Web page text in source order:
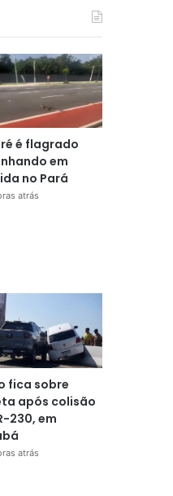
é flagrado
em
no Pará
atrás
fica sobre
após colisão
230, em
atrás